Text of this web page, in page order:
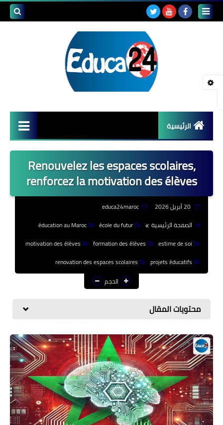
الرئيسية
أصداء المدارس
قضايا تربوية
مشاكل التعليم
وثائق تربوية
Renouvelez les espaces scolaires,
renforcez la motivation des élèves
20 أبريل 2026
educa24maroc
الصفحة الرئيسية
école du futur
éducation au Maroc
estime de soi
formation des élèves
motivation des élèves
projets éducatifs
renovation des espaces scolaires
الحجم
محتويات المقال